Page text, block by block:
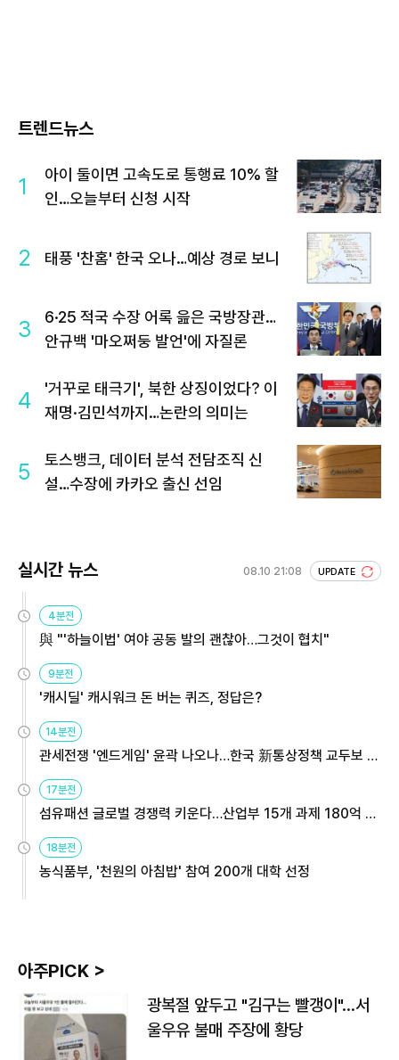
트렌드뉴스
1
아이 둘이면 고속도로 통행료 10% 할
인…오늘부터 신청 시작
2 태풍 '찬홈' 한국 오나…예상 경로 보니
3
6·25 적국 수장 어록 읊은 국방장관…
안규백 '마오쩌둥 발언'에 자질론
4
'거꾸로 태극기', 북한 상징이었다? 이
재명·김민석까지…논란의 의미는
5
토스뱅크, 데이터 분석 전담조직 신
설…수장에 카카오 출신 선임
실시간 뉴스 08.10 21:08 UPDATE
4분전
與 "'하늘이법' 여야 공동 발의 괜찮아…그것이 협치"
9분전
'캐시딜' 캐시워크 돈 버는 퀴즈, 정답은?
14분전
관세전쟁 '엔드게임' 윤곽 나오나…한국 新통상정책 교두보 활
용해야
17분전
섬유패션 글로벌 경쟁력 키운다…산업부 15개 과제 180억 지
원
18분전
농식품부, '천원의 아침밥' 참여 200개 대학 선정
아주PICK >
광복절 앞두고 "김구는 빨갱이"…서
울우유 불매 주장에 황당